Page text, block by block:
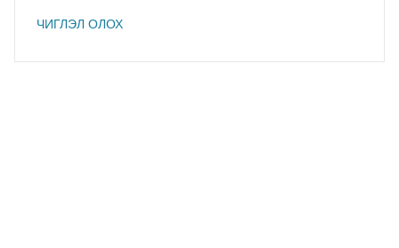
ЧИГЛЭЛ ОЛОХ